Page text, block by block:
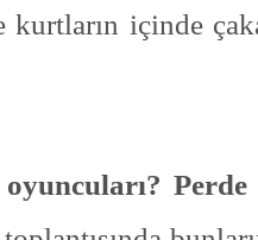
kurtların içinde
Perde